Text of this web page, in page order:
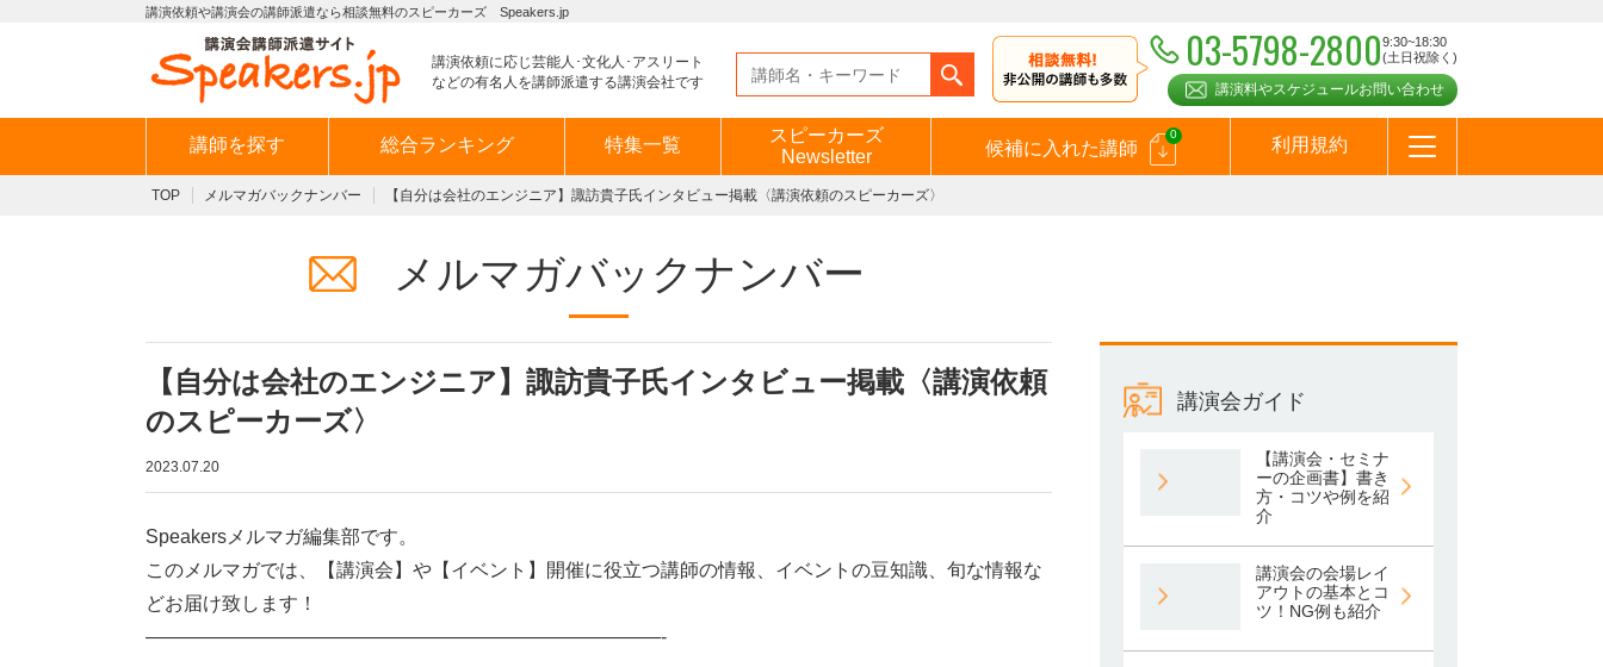
講演依頼や講演会の講師派遣なら相談無料のスピーカーズ Speakers.jp
講演依頼に応じ芸能人･文化人･アスリート
などの有名人を講師派遣する講演会社です
03-5798-28009:30~18:30
(土日祝除く)
講演料やスケジュールお問い合わせ
講師を探す 総合ランキング 特集一覧
スピーカーズ
Newsletter
候補に入れた講師
0
利用規約
TOP メルマガバックナンバー 【自分は会社のエンジニア】諏訪貴子氏インタビュー掲載〈講演依頼のスピーカーズ〉
メルマガバックナンバー
【自分は会社のエンジニア】諏訪貴子氏インタビュー掲載〈講演依頼
のスピーカーズ〉
2023.07.20
Speakersメルマガ編集部です。
このメルマガでは、【講演会】や【イベント】開催に役立つ講師の情報、イベントの豆知識、旬な情報な
どお届け致します！
———————————————————————————-
講演会ガイド
【講演会・セミナ
ーの企画書】書き
方・コツや例を紹
介
講演会の会場レイ
アウトの基本とコ
ツ！NG例も紹介